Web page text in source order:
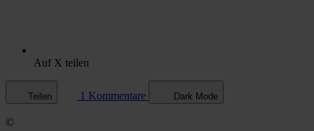
Auf X teilen
Teilen 1 Kommentare Dark Mode
©